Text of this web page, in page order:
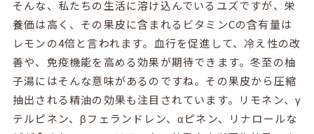
そんな、私たちの生活に溶け込んでいるユズですが、栄
養価は高く、その果皮に含まれるビタミンCの含有量は
レモンの4倍と言われます。血行を促進して、冷え性の改
善や、免疫機能を高める効果が期待できます。冬至の柚
子湯にはそんな意味があるのですね。その果皮から圧縮
抽出される精油の効果も注目されています。リモネン、γ
テルピネン、βフェランドレン、αピネン、リナロールな